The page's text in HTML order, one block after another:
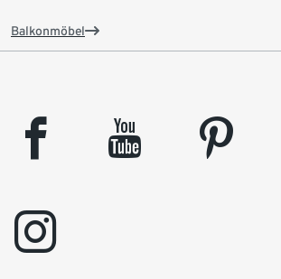
Balkonmöbel
facebook youtube pinterest
instagram